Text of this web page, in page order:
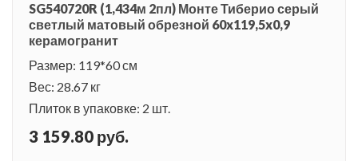
SG540720R (1,434м 2пл) Монте Тиберио серый
светлый матовый обрезной 60x119,5x0,9
керамогранит
Размер: 119*60 см
Вес: 28.67 кг
Плиток в упаковке: 2 шт.
3 159.80 руб.